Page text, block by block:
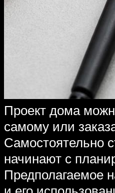
Проект дома
самому или
Самостоятельно
начинают с
Предполагаемое